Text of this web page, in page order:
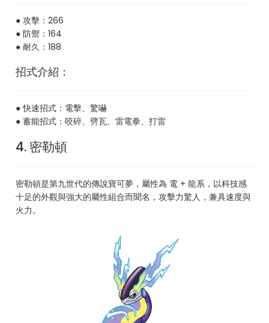
● 攻擊：266
● 防禦：164
● 耐久：188
招式介紹：
● 快速招式：電擊、驚嚇
● 蓄能招式：咬碎、劈瓦、雷電拳、打雷
4. 密勒頓
密勒頓是第九世代的傳說寶可夢，屬性為 電 + 龍系，以科技感
十足的外觀與強大的屬性組合而聞名，攻擊力驚人，兼具速度與
火力。